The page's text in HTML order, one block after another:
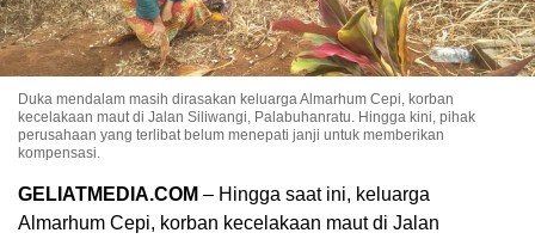
Duka mendalam masih dirasakan keluarga Almarhum Cepi, korban
kecelakaan maut di Jalan Siliwangi, Palabuhanratu. Hingga kini, pihak
perusahaan yang terlibat belum menepati janji untuk memberikan
kompensasi.
GELIATMEDIA.COM – Hingga saat ini, keluarga
Almarhum Cepi, korban kecelakaan maut di Jalan